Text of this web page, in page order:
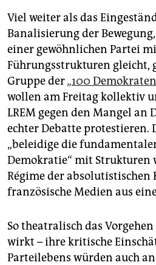
Viel weiter als das
Banalisierung der
einer gewöhnlichen Partei
Führungsstrukturen gleicht,
Gruppe der„100
wollen am Freitag kollektiv
LREM gegen den Mangel an
echter Debatte protestieren.
„beleidige die
Demokratie“ mit Strukturen
Régime der absolutistischen
französische Medien aus
So theatralisch das
wirkt – ihre kritische
Parteilebens würden auch